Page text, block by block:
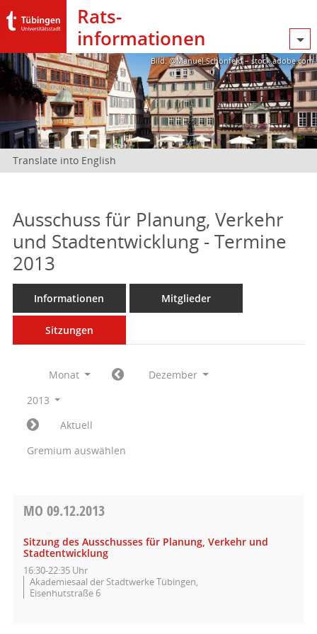
Rats­
informationen
Bild: @Manuel Schönfeld – stock.adobe.com
Translate into English
Ausschuss für Planung, Verkehr
und Stadtentwicklung - Termine
2013
Informationen Mitglieder
Sitzungen
Monat
Dezember
2013
Aktuell
Gremium auswählen
MO 09.12.2013
Sitzung des Ausschusses für Planung, Verkehr und
Stadtentwicklung
16:30-22:35 Uhr
Akademiesaal der Stadtwerke Tübingen,
Eisenhutstraße 6